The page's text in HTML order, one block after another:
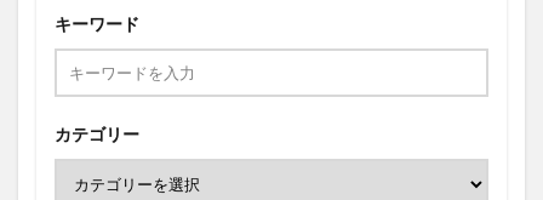
キーワード
カテゴリー